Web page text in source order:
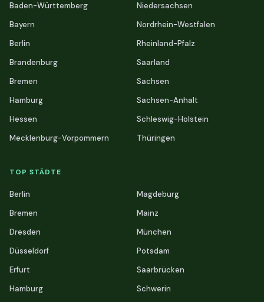
Baden-Württemberg
Bayern
Berlin
Brandenburg
Bremen
Hamburg
Hessen
Mecklenburg-Vorpommern
Niedersachsen
Nordrhein-Westfalen
Rheinland-Pfalz
Saarland
Sachsen
Sachsen-Anhalt
Schleswig-Holstein
Thüringen
TOP STÄDTE
Berlin
Bremen
Dresden
Düsseldorf
Erfurt
Hamburg
Magdeburg
Mainz
München
Potsdam
Saarbrücken
Schwerin